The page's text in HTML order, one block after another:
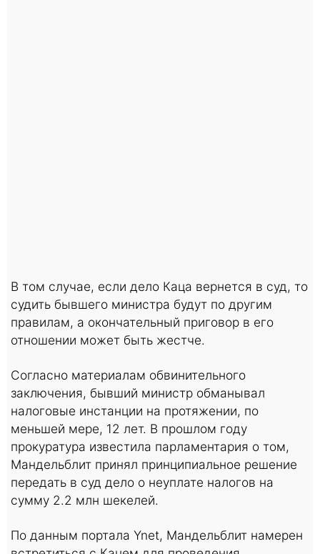
В том случае, если дело Каца вернется в суд, то
судить бывшего министра будут по другим
правилам, а окончательный приговор в его
отношении может быть жестче.
Согласно материалам обвинительного
заключения, бывший министр обманывал
налоговые инстанции на протяжении, по
меньшей мере, 12 лет. В прошлом году
прокуратура известила парламентария о том,
Мандельблит принял принципиальное решение
передать в суд дело о неуплате налогов на
сумму 2.2 млн шекелей.
По данным портала Ynet, Мандельблит намерен